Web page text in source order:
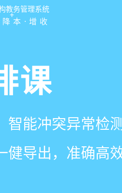
教务管理系统
+
本·增收
，用校
务管理系
管理效率45%
课
智能冲突异常检
健导出，准确高
计
扣减课时，老师
据清晰可查免扯
动
教师、学员、家
贴心铸口碑促续